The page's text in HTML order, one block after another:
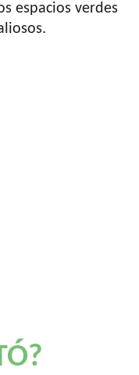
espacios verdes